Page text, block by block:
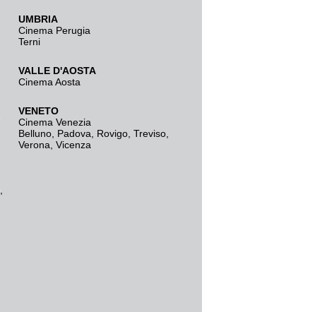
UMBRIA
Cinema Perugia
Terni
VALLE D'AOSTA
Cinema Aosta
VENETO
Cinema Venezia
Belluno Padova Rovigo Treviso
Verona Vicenza